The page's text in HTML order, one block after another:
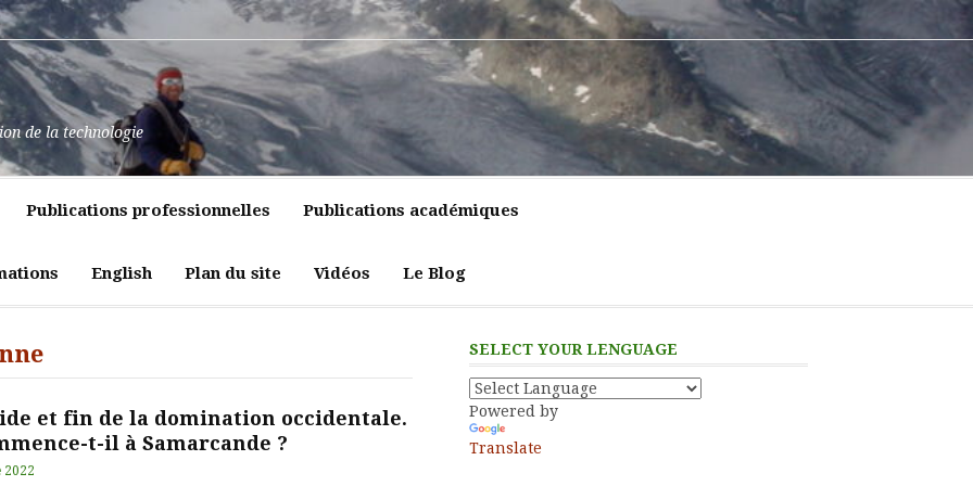
de la technologie
Publications professionnelles Publications académiques
English Plan du site Vidéos Le Blog
et fin de la domination occidentale.
t-il à Samarcande ?
2022
SELECT YOUR LENGUAGE
Powered by
Translate